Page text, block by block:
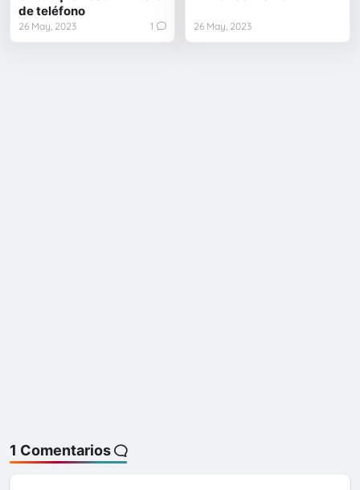
de teléfono
26 May, 2023 1 26 May, 2023
1 Comentarios